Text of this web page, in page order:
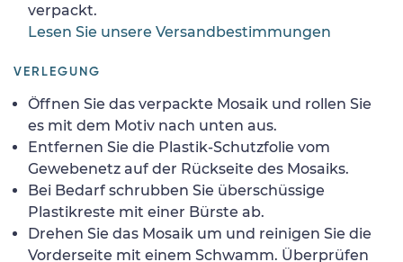
verpackt.
Lesen Sie unsere Versandbestimmungen
VERLEGUNG
Öffnen Sie das verpackte Mosaik und rollen Sie
es mit dem Motiv nach unten aus.
Entfernen Sie die Plastik-Schutzfolie vom
Gewebenetz auf der Rückseite des Mosaiks.
Bei Bedarf schrubben Sie überschüssige
Plastikreste mit einer Bürste ab.
Drehen Sie das Mosaik um und reinigen Sie die
Vorderseite mit einem Schwamm. Überprüfen